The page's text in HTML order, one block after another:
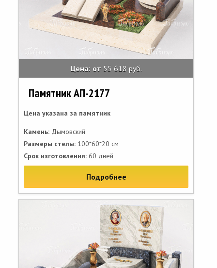
Цена: от 55 618 руб.
Памятник АП-2177
Цена указана за памятник
Камень: Дымовский
Размеры стелы: 100*60*20 см
Срок изготовления: 60 дней
Подробнее